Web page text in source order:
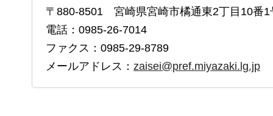
〒880-8501 宮崎県宮崎市橘通東2丁目10番1
電話：0985-26-7014
ファクス：0985-29-8789
メールアドレス： zaisei@pref.miyazaki.lg.jp